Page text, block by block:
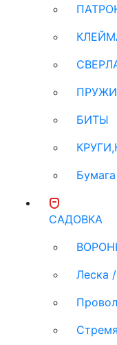
БИТЫ
САДОВКА
Леска